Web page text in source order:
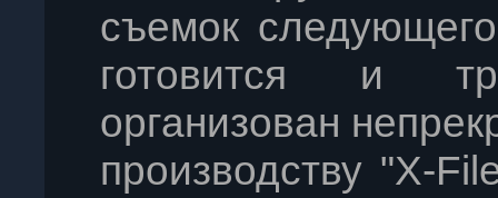
съемок
готовится и
организован
производству "X-